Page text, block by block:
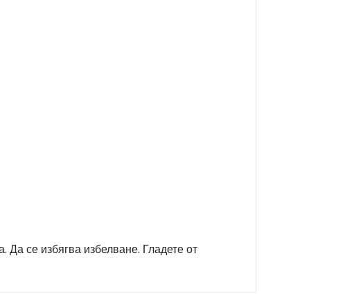
се избягва избелване. Гладете от